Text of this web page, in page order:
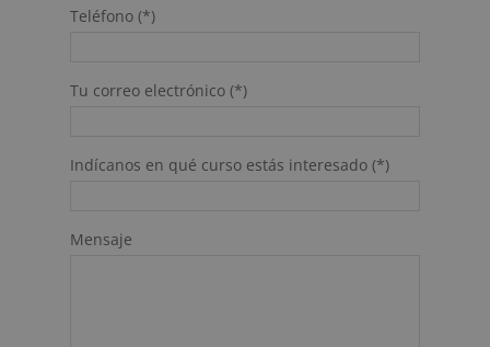
Teléfono (*)
Tu correo electrónico (*)
Indícanos en qué curso estás interesado (*)
Mensaje